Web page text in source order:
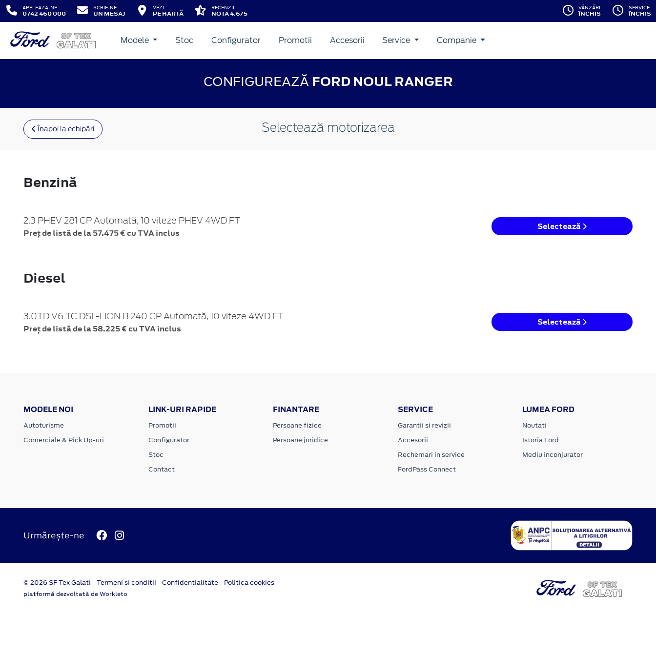
APELEAZA-NE
0742 460 000
SCRIE-NE
UN MESAJ
VEZI
PE HARTĂ
RECENZII
NOTA 4.6/5
VÂNZĂRI
ÎNCHIS
SERVICE
ÎNCHIS
Modele Stoc Configurator Promotii Accesorii Service Companie
CONFIGUREAZĂ FORD NOUL RANGER
Înapoi la echipări Selectează motorizarea
Benzină
2.3 PHEV 281 CP Automată, 10 viteze PHEV 4WD FT
Preț de listă de la 57.475 € cu TVA inclus
Selectează
Diesel
3.0TD V6 TC DSL-LION B 240 CP Automată, 10 viteze 4WD FT
Preț de listă de la 58.225 € cu TVA inclus
Selectează
MODELE NOI
Autoturisme
Comerciale & Pick Up-uri
LINK-URI RAPIDE
Promotii
Configurator
Stoc
Contact
FINANTARE
Persoane fizice
Persoane juridice
SERVICE
Garantii si revizii
Accesorii
Rechemari in service
FordPass Connect
LUMEA FORD
Noutati
Istoria Ford
Mediu inconjurator
Urmărește-ne
© 2026 SF Tex Galati Termeni si conditii Confidentialitate Politica cookies
platformă dezvoltată de Workleto